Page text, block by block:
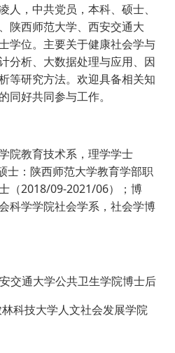
人，中共党员，本科、硕士、
陕西师范大学、西安交通大
学位。主要关于健康社会学与
分析、大数据处理与应用、因
等研究方法。欢迎具备相关知
同好共同参与工作。
院教育技术系，理学学士
士：陕西师范大学教育学部职
（2018/09-2021/06）；博
科学学院社会学系，社会学博
交通大学公共卫生学院博士后
科技大学人文社会发展学院